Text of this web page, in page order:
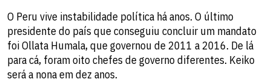
O Peru vive instabilidade política há anos. O último
presidente do país que conseguiu concluir um mandato
foi Ollata Humala, que governou de 2011 a 2016. De lá
para cá, foram oito chefes de governo diferentes. Keiko
será a nona em dez anos.